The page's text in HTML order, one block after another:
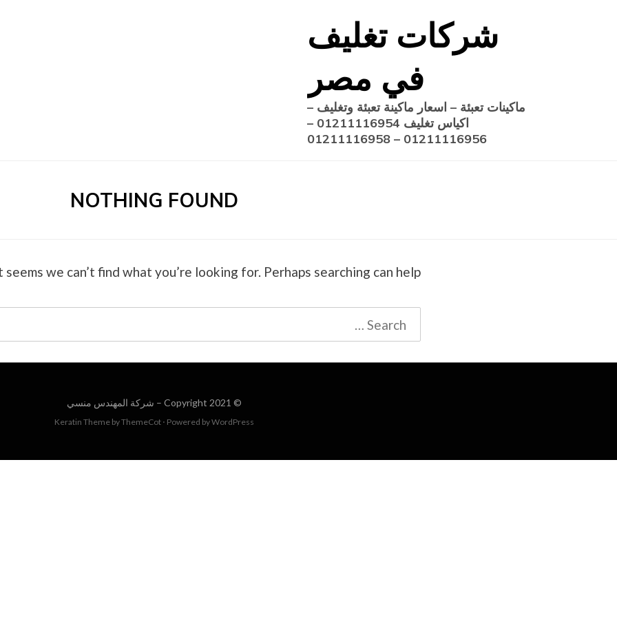
شركات تغليف
في مصر
ماكينات تعبئة – اسعار ماكينة تعبئة وتغليف –
اكياس تغليف 01211116954 –
01211116956 – 01211116958
NOTHING FOUND
seems we can’t find what you’re looking for. Perhaps searching can help.
Search
for:
© Copyright 2021 – شركة المهندس منسي
Keratin Theme byThemeCot ⋅ Powered byWordPress